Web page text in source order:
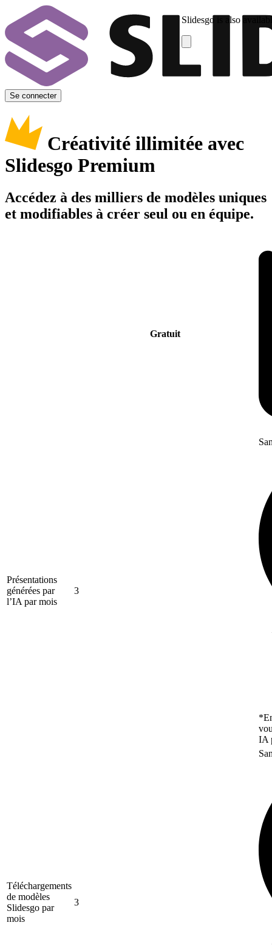
Slidesgo is also
Se connecter
Créativité illimitée avec
Slidesgo Premium
Accédez à des milliers de modèles uniques
et modifiables à créer seul ou en équipe.
Gratuit
Présentations
générées par
l’IA par mois
3
IA
Téléchargements
de modèles
Slidesgo par
mois
3